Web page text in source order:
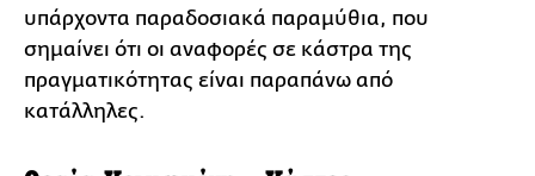
υπάρχοντα παραδοσιακά παραμύθια, που
σημαίνει ότι οι αναφορές σε κάστρα της
πραγματικότητας είναι παραπάνω από
κατάλληλες.